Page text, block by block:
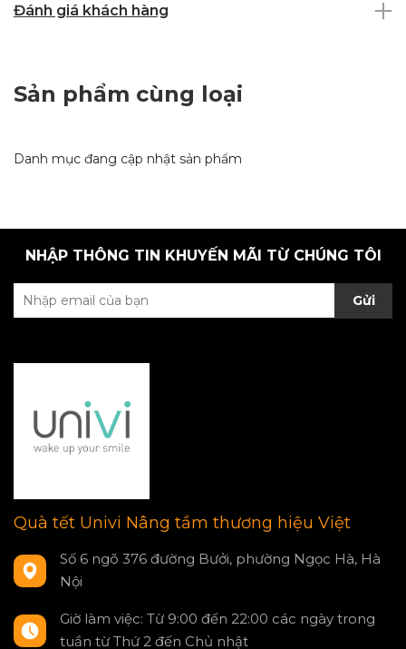
Đánh giá khách hàng
Sản phẩm cùng loại
Danh mục đang cập nhật sản phẩm
NHẬP THÔNG TIN KHUYẾN MÃI TỪ CHÚNG TÔI
Gửi
Quà tết Univi Nâng tầm thương hiệu Việt
Số 6 ngõ 376 đường Bưởi, phường Ngọc Hà, Hà
Nội
Giờ làm việc: Từ 9:00 đến 22:00 các ngày trong
tuần từ Thứ 2 đến Chủ nhật